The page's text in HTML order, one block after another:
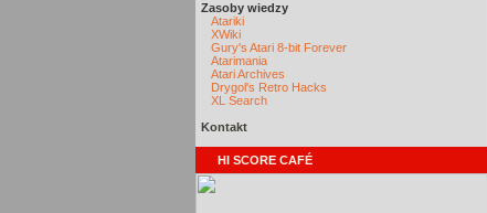
Zasoby wiedzy
Atariki
XWiki
Gury's Atari 8-bit Forever
Atarimania
Atari Archives
Drygol's Retro Hacks
XL Search
Kontakt
HI SCORE CAFÉ